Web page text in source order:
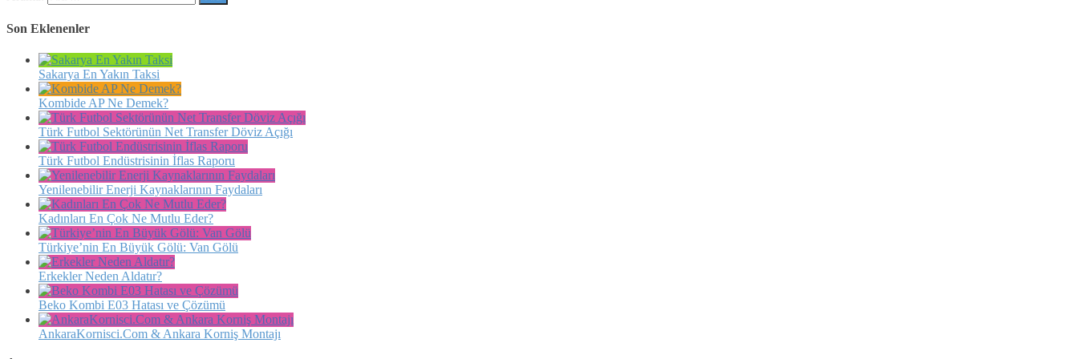
Son Eklenenler
Sakarya En Yakın Taksi
Kombide AP Ne Demek?
Türk Futbol Sektörünün Net Transfer Döviz Açığı
Türk Futbol Endüstrisinin İflas Raporu
Yenilenebilir Enerji Kaynaklarının Faydaları
Kadınları En Çok Ne Mutlu Eder?
Türkiye’nin En Büyük Gölü: Van Gölü
Erkekler Neden Aldatır?
Beko Kombi E03 Hatası ve Çözümü
AnkaraKornisci.Com & Ankara Korniş Montajı